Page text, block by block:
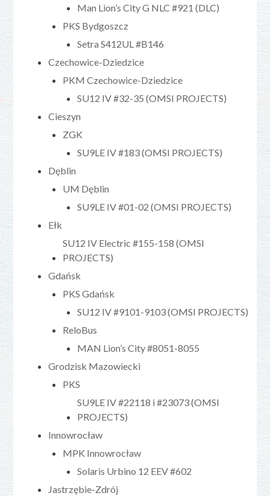
Man Lion’s City G NLC #921 (DLC)
PKS Bydgoszcz
Setra S412UL #B146
Czechowice-Dziedzice
PKM Czechowice-Dziedzice
SU12 IV #32-35 (OMSI PROJECTS)
Cieszyn
ZGK
SU9LE IV #183 (OMSI PROJECTS)
Dęblin
UM Dęblin
SU9LE IV #01-02 (OMSI PROJECTS)
Ełk
SU12 IV Electric #155-158 (OMSI
PROJECTS)
Gdańsk
PKS Gdańsk
SU12 IV #9101-9103 (OMSI PROJECTS)
ReloBus
MAN Lion’s City #8051-8055
Grodzisk Mazowiecki
PKS
SU9LE IV #22118 i #23073 (OMSI
PROJECTS)
Innowrocław
MPK Innowrocław
Solaris Urbino 12 EEV #602
Jastrzębie-Zdrój